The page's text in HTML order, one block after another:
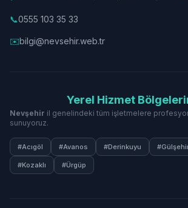
📞0555 103 35 33
✉️bilgi@nevsehir.web.tr
Yerel Hizmet
Nevşehir il genelindeki tüm işletmelere
sunuyoruz.
#Acıgöl #Avanos #Derinkuyu
#Kozaklı #Ürgüp